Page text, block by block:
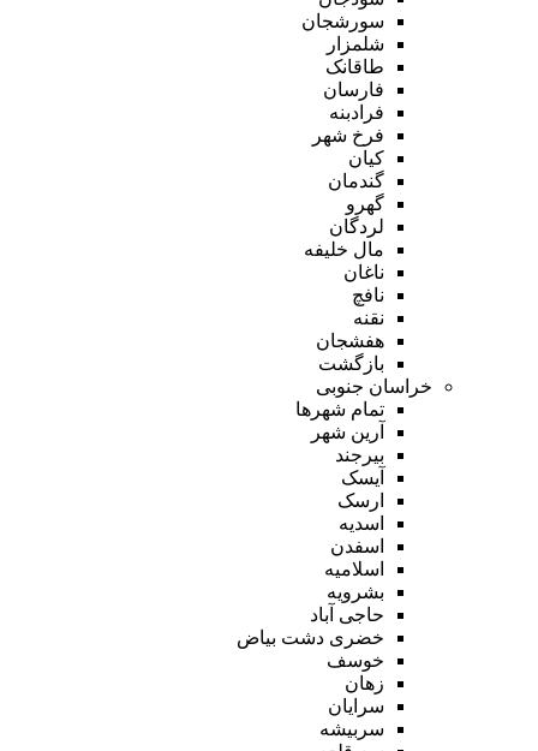
سورشجان
شلمزار
طاقانک
فارسان
فرادبنه
فرخ شهر
کیان
گندمان
گهرو
لردگان
مال خلیفه
ناغان
نافچ
نقنه
هفشجان
بازگشت
خراسان جنوبی
تمام شهر‌ها
آرین شهر
بیرجند
آیسک
ارسک
اسدیه
اسفدن
اسلامیه
بشرویه
حاجی آباد
خضری دشت بیاض
خوسف
زهان
سرایان
سربیشه